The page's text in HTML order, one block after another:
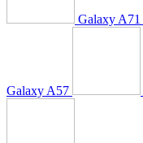
Galaxy A71
Galaxy A57